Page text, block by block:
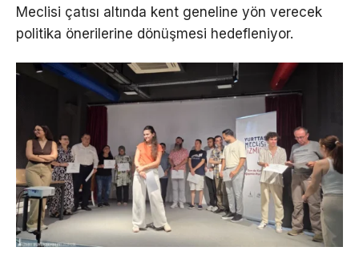
Meclisi çatısı altında kent geneline yön verecek
politika önerilerine dönüşmesi hedefleniyor.